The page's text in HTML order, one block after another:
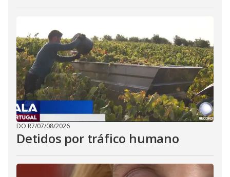
DO R7/07/08/2026
Detidos por tráfico humano